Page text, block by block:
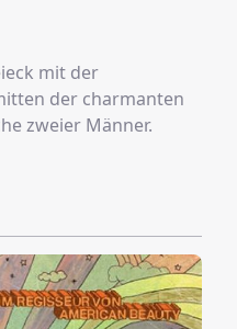
mit der
der charmanten
zweier Männer.